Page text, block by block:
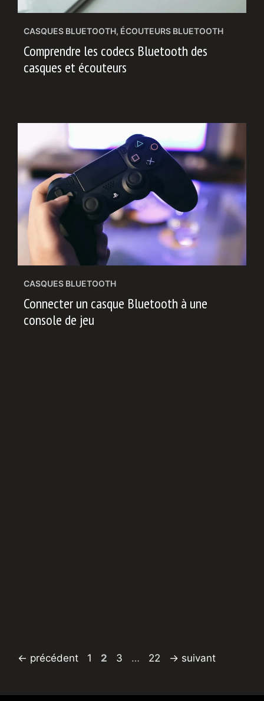
CASQUES BLUETOOTH, ÉCOUTEURS BLUETOOTH
Comprendre les codecs Bluetooth des
casques et écouteurs
CASQUES BLUETOOTH
Connecter un casque Bluetooth à une
console de jeu
← précédent Page
1 Page
2 Page
3 … Page
22 → suivant